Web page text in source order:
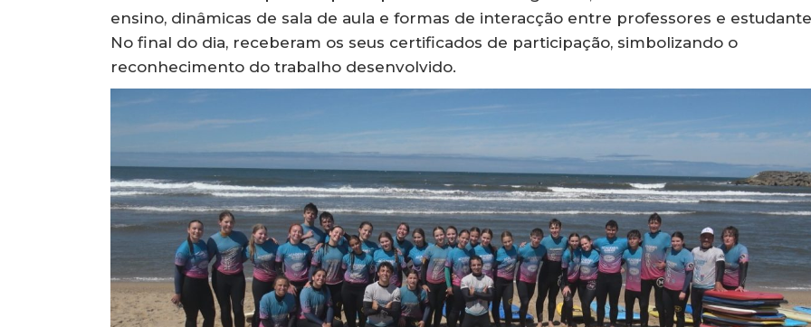
ensino, dinâmicas de sala de aula e formas de interacção entre professores e
No final do dia, receberam os seus certificados de participação, simbolizando o
reconhecimento do trabalho desenvolvido.